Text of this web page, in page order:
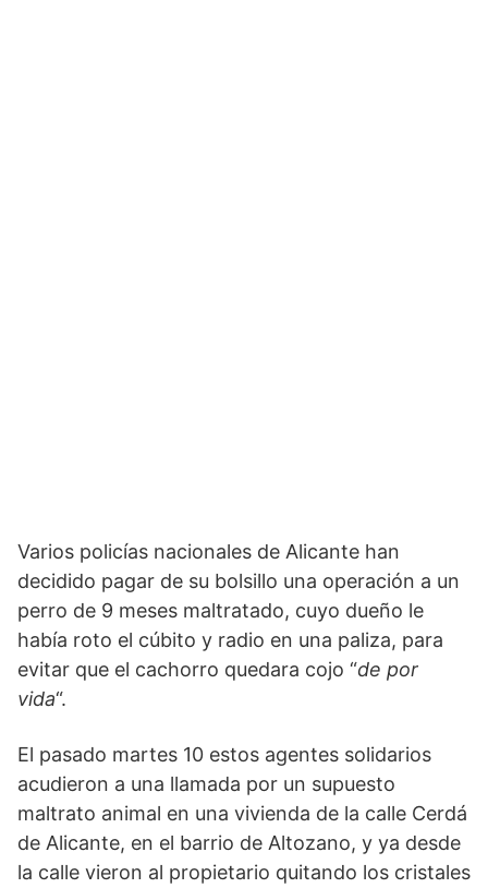
Varios policías nacionales de Alicante han
decidido pagar de su bolsillo una operación a un
perro de 9 meses maltratado, cuyo dueño le
había roto el cúbito y radio en una paliza, para
evitar que el cachorro quedara cojo “de por
vida“.
El pasado martes 10 estos agentes solidarios
acudieron a una llamada por un supuesto
maltrato animal en una vivienda de la calle Cerdá
de Alicante, en el barrio de Altozano, y ya desde
la calle vieron al propietario quitando los cristales